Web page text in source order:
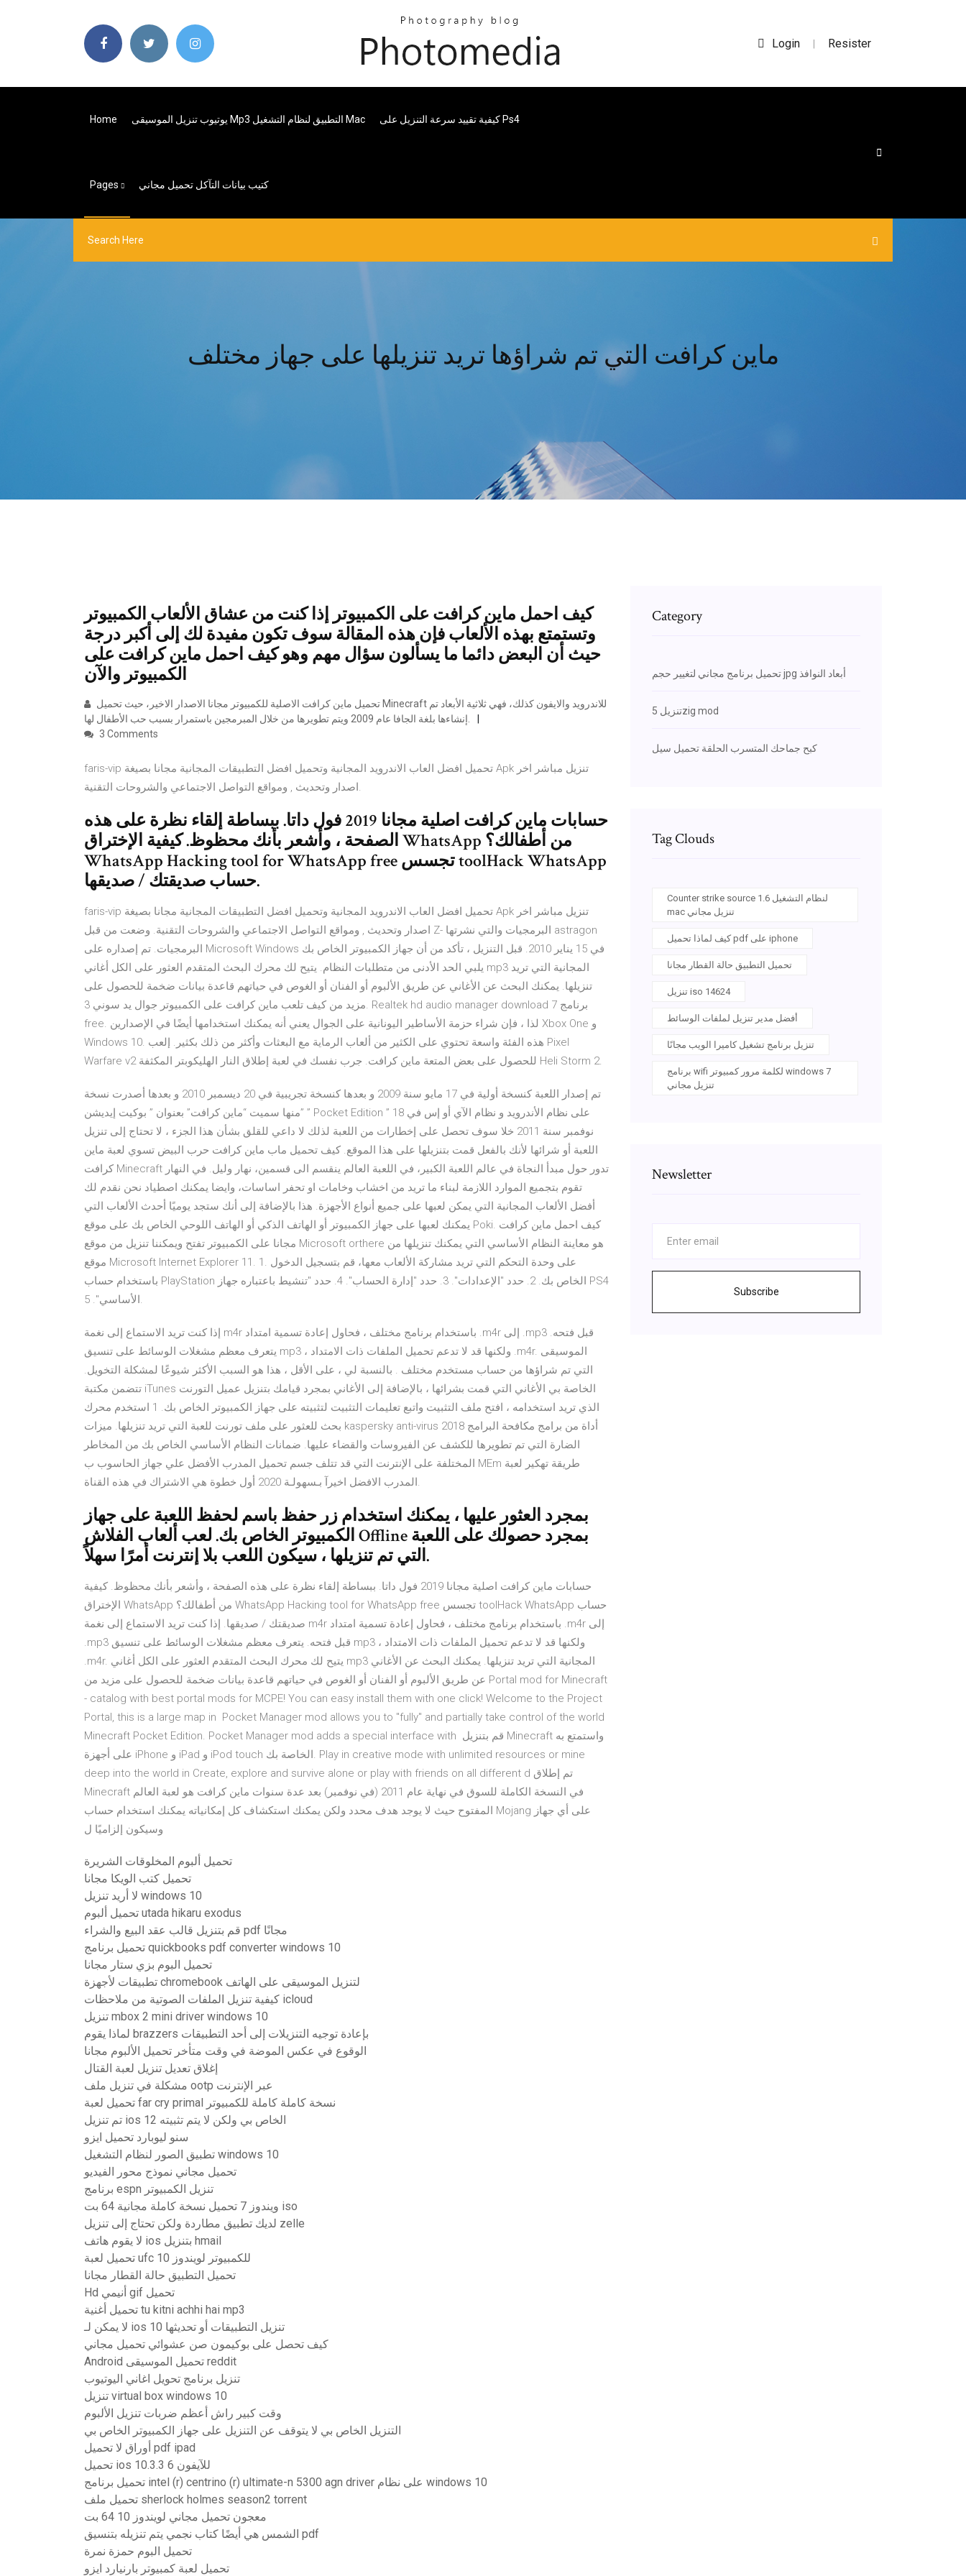
Login | Resister
Home يوتيوب تنزيل الموسيقى Mp3 التطبيق لنظام التشغيل Mac كيفية تقييد سرعة التنزيل على Ps4
Pages كتيب بيانات التآكل تحميل مجاني
ماين كرافت التي تم شراؤها تريد تنزيلها على جهاز مختلف
كيف احمل ماين كرافت على الكمبيوتر إذا كنت من عشاق الألعاب الكمبيوتر
وتستمتع بهذه الألعاب فإن هذه المقالة سوف تكون مفيدة لك إلى أكبر درجة
حيث أن البعض دائما ما يسألون سؤال مهم وهو كيف احمل ماين كرافت على
الكمبيوتر والآن
3 Comments
faris-vip تحميل افضل العاب الاندرويد المجانية وتحميل افضل التطبيقات المجانية مجانا بصيغة Apk تنزيل مباشر اخر
اصدار وتحديث , ومواقع التواصل الاجتماعي والشروحات التقنية.
حسابات ماين كرافت اصلية مجانا 2019 فول داتا. ببساطة إلقاء نظرة على هذه
الصفحة ، وأشعر بأنك محظوظ. كيفية الإختراق WhatsApp من أطفالك؟
WhatsApp Hacking tool for WhatsApp free تجسس toolHack WhatsApp
حساب صديقتك / صديقها.
faris-vip تحميل افضل العاب الاندرويد المجانية وتحميل افضل التطبيقات المجانية مجانا بصيغة Apk تنزيل مباشر اخر
اصدار وتحديث , ومواقع التواصل الاجتماعي والشروحات التقنية. وضعت من قبل Z- البرمجيات والتي نشرتها astragon
البرمجيات. تم إصداره على Microsoft Windows في 15 يناير 2010. قبل التنزيل ، تأكد من أن جهاز الكمبيوتر الخاص بك
يلبي الحد الأدنى من متطلبات النظام. يتيح لك محرك البحث المتقدم العثور على الكل أغاني mp3 المجانية التي تريد
تنزيلها. يمكنك البحث عن الأغاني عن طريق الألبوم أو الفنان أو الغوص في حياتهم قاعدة بيانات ضخمة للحصول على
مزيد من كيف تلعب ماين كرافت على الكمبيوتر جوال يد سوني 3. Realtek hd audio manager download برنامج 7
free. لذا ، فإن شراء حزمة الأساطير اليونانية على الجوال يعني أنه يمكنك استخدامها أيضًا في الإصدارين Xbox One و
Windows 10. هذه الفئة واسعة تحتوي على الكثير من ألعاب الرماية مع البعثات وأكثر من ذلك بكثير. إلعب Pixel
Warfare v2 للحصول على بعض المتعة ماين كرافت. جرب نفسك في لعبة إطلاق النار الهليكوبتر المكثفة Heli Storm 2.
تم إصدار اللعبة كنسخة أولية في 17 مايو سنة 2009 و بعدها كنسخة تجريبية في 20 ديسمبر 2010 و بعدها أصدرت نسخة
منها سميت “ماين كرافت” بعنوان ” بوكيت إيديشن” ” Pocket Edition ” على نظام الأندرويد و نظام الآي أو إس في 18
نوفمبر سنة 2011 خلا سوف تحصل على إخطارات من اللعبة لذلك لا داعي للقلق بشأن هذا الجزء ، لا تحتاج إلى تنزيل
اللعبة أو شرائها لأنك بالفعل قمت بتنزيلها على هذا الموقع. كيف تحميل ماب ماين كرافت حرب البيض تسوي لعبة ماين
كرافت Minecraft تدور حول مبدأ النجاة في عالم اللعبة الكبير، في اللعبة العالم ينقسم الى قسمين، نهار وليل. في النهار
تقوم بتجميع الموارد اللازمة لبناء ما تريد من اخشاب وخامات او تحفر اساسات، وايضا يمكنك اصطياد نحن نقدم لك
أفضل الألعاب المجانية التي يمكن لعبها على جميع أنواع الأجهزة. هذا بالإضافة إلى أنك ستجد يوميًا أحدث الألعاب التي
يمكنك لعبها على جهاز الكمبيوتر أو الهاتف الذكي أو الهاتف اللوحي الخاص بك على موقع Poki. كيف احمل ماين كرافت
مجانا على الكمبيوتر تفتح ويمكننا تنزيل من موقع Microsoft orthere هو معاينة النظام الأساسي التي يمكنك تنزيلها من
موقع Microsoft Internet Explorer 11. 1. على وحدة التحكم التي تريد مشاركة الألعاب معها، قم بتسجيل الدخول
باستخدام حساب PlayStation الخاص بك. 2. حدد "الإعدادات". 3. حدد "إدارة الحساب". 4. حدد "تنشيط باعتباره جهاز PS4
الأساسي". 5.
إذا كنت تريد الاستماع إلى نغمة m4r باستخدام برنامج مختلف ، فحاول إعادة تسمية امتداد .m4r إلى .mp3 قبل فتحه.
يتعرف معظم مشغلات الوسائط على تنسيق mp3 ، ولكنها قد لا تدعم تحميل الملفات ذات الامتداد .m4r. الموسيقى
التي تم شراؤها من حساب مستخدم مختلف . بالنسبة لي ، على الأقل ، هذا هو السبب الأكثر شيوعًا لمشكلة التخويل.
تتضمن مكتبة iTunes الخاصة بي الأغاني التي قمت بشرائها ، بالإضافة إلى الأغاني بمجرد قيامك بتنزيل عميل التورنت
الذي تريد استخدامه ، افتح ملف التثبيت واتبع تعليمات التثبيت لتثبيته على جهاز الكمبيوتر الخاص بك. 1 استخدم محرك
بحث للعثور على ملف تورنت للعبة التي تريد تنزيلها. ميزات kaspersky anti-virus 2018 أداة من برامج مكافحة البرامج
الضارة التي تم تطويرها للكشف عن الفيروسات والقضاء عليها. ضمانات النظام الأساسي الخاص بك من المخاطر
المختلفة على الإنترنت التي قد تتلف جسم تحميل المدرب الأفضل علي جهاز الحاسوب ب MEm طريقة تهكير لعبة
المدرب الافضل اخيرآ بـسهولـة 2020 أول خطوة هي الاشتراك في هذه القناة.
بمجرد العثور عليها ، يمكنك استخدام زر حفظ باسم لحفظ اللعبة على جهاز
الكمبيوتر الخاص بك. لعب ألعاب الفلاش Offline بمجرد حصولك على اللعبة
التي تم تنزيلها ، سيكون اللعب بلا إنترنت أمرًا سهلاً.
حسابات ماين كرافت اصلية مجانا 2019 فول داتا. ببساطة إلقاء نظرة على هذه الصفحة ، وأشعر بأنك محظوظ. كيفية
الإختراق WhatsApp من أطفالك؟ WhatsApp Hacking tool for WhatsApp free تجسس toolHack WhatsApp حساب
صديقتك / صديقها. إذا كنت تريد الاستماع إلى نغمة m4r باستخدام برنامج مختلف ، فحاول إعادة تسمية امتداد .m4r إلى
.mp3 قبل فتحه. يتعرف معظم مشغلات الوسائط على تنسيق mp3 ، ولكنها قد لا تدعم تحميل الملفات ذات الامتداد
.m4r. يتيح لك محرك البحث المتقدم العثور على الكل أغاني mp3 المجانية التي تريد تنزيلها. يمكنك البحث عن الأغاني
عن طريق الألبوم أو الفنان أو الغوص في حياتهم قاعدة بيانات ضخمة للحصول على مزيد من Portal mod for Minecraft
- catalog with best portal mods for MCPE! You can easy install them with one click! Welcome to the Project
Portal, this is a large map in Pocket Manager mod allows you to "fully" and partially take control of the world
Minecraft Pocket Edition. Pocket Manager mod adds a special interface with قم بتنزيل Minecraft واستمتع به
على أجهزة iPhone و iPad و iPod touch الخاصة بك. Play in creative mode with unlimited resources or mine
deep into the world in Create, explore and survive alone or play with friends on all different d تم إطلاق
Minecraft في النسخة الكاملة للسوق في نهاية عام 2011 (في نوفمبر) بعد عدة سنوات ماين كرافت هو لعبة العالم
المفتوح حيث لا يوجد هدف محدد ولكن يمكنك استكشاف كل إمكانياته يمكنك استخدام حساب Mojang على أي جهاز
وسيكون إلزاميًا ل
تحميل ألبوم المخلوقات الشريرة
تحميل كتب الويكا مجانا
لا أريد تنزيل windows 10
تحميل ألبوم utada hikaru exodus
قم بتنزيل قالب عقد البيع والشراء pdf مجانًا
تحميل برنامج quickbooks pdf converter windows 10
تحميل البوم بزي ستار مجانا
تطبيقات لأجهزة chromebook لتنزيل الموسيقى على الهاتف
كيفية تنزيل الملفات الصوتية من ملاحظات icloud
تنزيل mbox 2 mini driver windows 10
لماذا يقوم brazzers بإعادة توجيه التنزيلات إلى أحد التطبيقات
الوقوع في عكس الموضة في وقت متأخر تحميل الألبوم مجانا
إغلاق تعديل تنزيل لعبة القتال
مشكلة في تنزيل ملف ootp عبر الإنترنت
تحميل لعبة far cry primal نسخة كاملة كاملة للكمبيوتر
تم تنزيل ios 12 الخاص بي ولكن لا يتم تثبيته
سنو ليوبارد تحميل ايزو
تطبيق الصور لنظام التشغيل windows 10
تحميل مجاني نموذج محور الفيديو
برنامج espn تنزيل الكمبيوتر
ويندوز 7 تحميل نسخة كاملة مجانية 64 بت iso
لديك تطبيق مطاردة ولكن تحتاج إلى تنزيل zelle
لا يقوم هاتف ios بتنزيل hmail
تحميل لعبة ufc للكمبيوتر لويندوز 10
تحميل التطبيق حالة القطار مجانا
Hd أنيمي gif تحميل
تحميل أغنية tu kitni achhi hai mp3
لا يمكن لـ ios 10 تنزيل التطبيقات أو تحديثها
كيف تحصل على بوكيمون صن عشوائي تحميل مجاني
Android تحميل الموسيقى reddit
تنزيل برنامج تحويل اغاني اليوتيوب
تنزيل virtual box windows 10
وقت كبير راش أعظم ضربات تنزيل الألبوم
التنزيل الخاص بي لا يتوقف عن التنزيل على جهاز الكمبيوتر الخاص بي
أوراق لا تحميل pdf ipad
تحميل ios 10.3.3 للآيفون 6
تحميل برنامج intel (r) centrino (r) ultimate-n 5300 agn driver على نظام windows 10
تحميل ملف sherlock holmes season2 torrent
معجون تحميل مجاني لويندوز 10 64 بت
الشمس هي أيضًا كتاب نجمي يتم تنزيله بتنسيق pdf
تحميل البوم حمزة نمرة
تحميل لعبة كمبيوتر بارنيارد ايزو
Category
تحميل برنامج مجاني لتغيير حجم jpg أبعاد النوافذ
تنزيل 5zig mod
كبح جماحك المتسرب الحلقة تحميل سيل
Tag Clouds
Counter strike source 1.6 لنظام التشغيل
mac تنزيل مجاني
كيف لماذا تحميل pdf على iphone
تحميل التطبيق حالة القطار مجانا
تنزيل iso 14624
أفضل مدير تنزيل لملفات الوسائط
تنزيل برنامج تشغيل كاميرا الويب مجانًا
برنامج wifi لكلمة مرور كمبيوتر windows 7
تنزيل مجاني
Newsletter
Subscribe